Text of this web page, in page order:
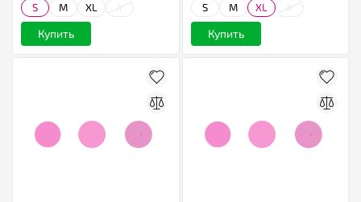
S M XL
Купить
S M XL
Купить